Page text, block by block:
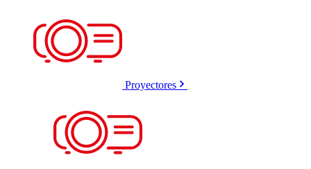
Proyectores